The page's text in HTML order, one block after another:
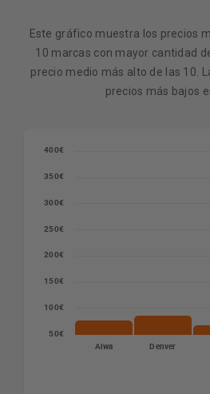
Este gráfico muestra los precios
10 marcas con mayor cantidad
precio medio más alto de las 10.
precios más bajos
Aiwa Denver
50€
100€
150€
200€
250€
300€
350€
400€